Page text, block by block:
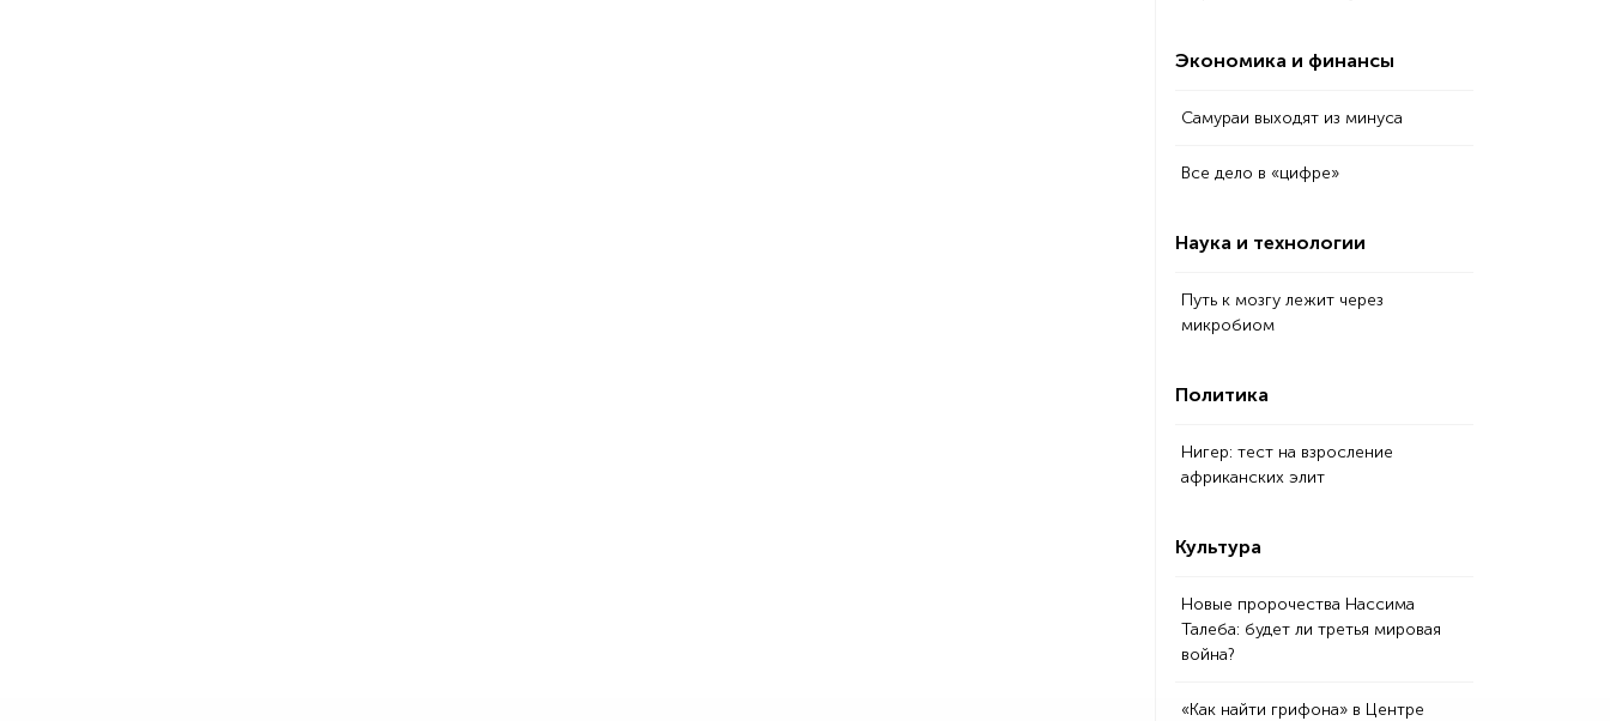
Экономика и финансы
Самураи выходят из минуса
Все дело в «цифре»
Наука и технологии
Путь к мозгу лежит через
микробиом
Политика
Нигер: тест на взросление
африканских элит
Культура
Новые пророчества Нассима
Талеба: будет ли третья мировая
война?
«Как найти грифона» в Центре